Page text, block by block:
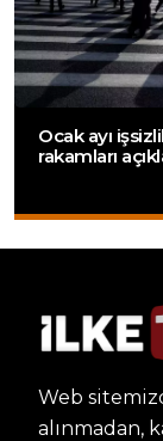
Ocak ayı
rakamları
Web
alınmadan,